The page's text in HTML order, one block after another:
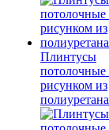
Плинтусы
потолочные
рисунком из
полиуретана